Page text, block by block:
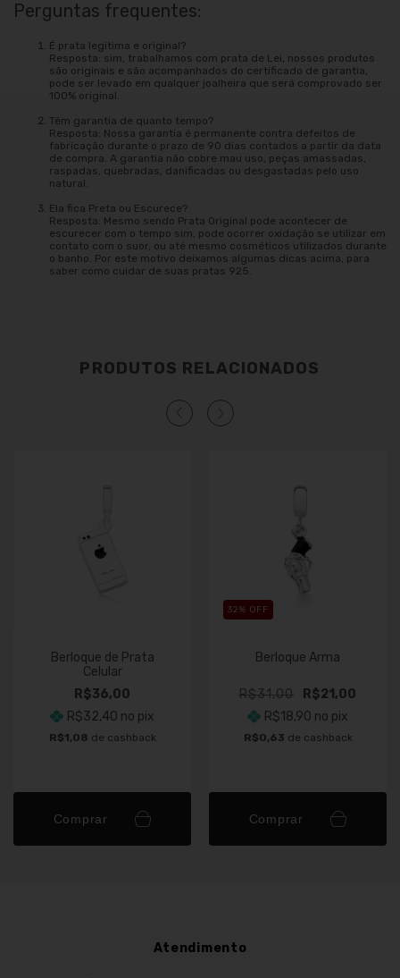
Perguntas frequentes:
É prata legitima e original?
Resposta: sim, trabalhamos com prata de Lei, nossos produtos
são originais e são acompanhados do certificado de garantia,
pode ser levado em qualquer joalheira que será comprovado ser
100% original.
Têm garantia de quanto tempo?
Resposta: Nossa garantia é permanente contra defeitos de
fabricação durante o prazo de 90 dias contados a partir da data
de compra. A garantia não cobre mau uso, peças amassadas,
raspadas, quebradas, danificadas ou desgastadas pelo uso
natural.
Ela fica Preta ou Escurece?
Resposta: Mesmo sendo Prata Original pode acontecer de
escurecer com o tempo sim, pode ocorrer oxidação se utilizar em
contato com o suor, ou até mesmo cosméticos utilizados durante
o banho. Por este motivo deixamos algumas dicas acima, para
saber como cuidar de suas pratas 925.
PRODUTOS RELACIONADOS
Berloque de Prata
Celular
R$36,00
R$32,40 no pix
R$1,08 de cashback
Comprar
32% OFF
Berloque Arma
R$31,00
R$21,00
R$18,90 no pix
R$0,63 de cashback
Comprar
Atendimento